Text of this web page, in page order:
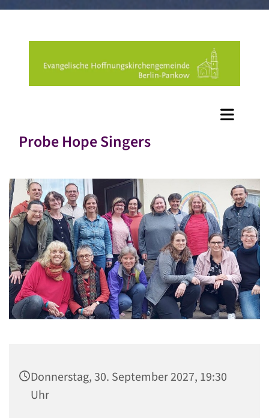
Probe Hope Singers
Donnerstag, 30. September 2027, 19:30
Uhr